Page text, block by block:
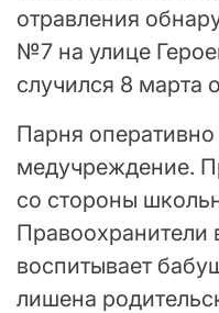
отравления
№7 на улице
случился 8 марта
Парня оперативно
медучреждение.
со стороны
Правоохранители
воспитывает
лишена